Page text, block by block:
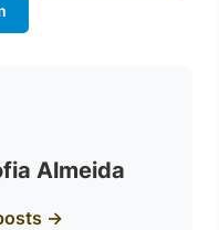
Almeida
→